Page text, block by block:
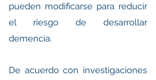
pueden modificarse para reducir
el riesgo de desarrollar
demencia.
De acuerdo con investigaciones